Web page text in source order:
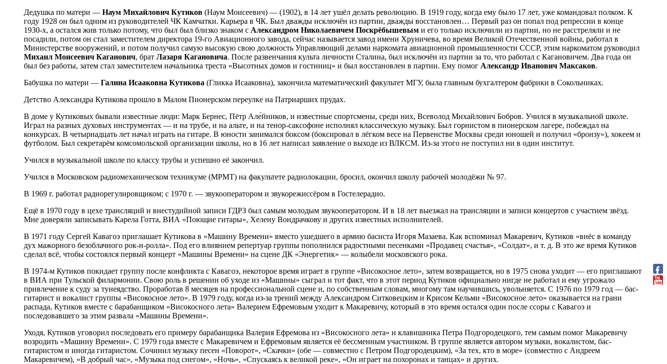
Дедушка по матери — Наум Михайлович Кутиков (Наум Моисеевич) — (1902), в 14 лет ушёл делать революцию. В 1919 году, когда ему было 17 лет, уже командовал полком. К
году 1928 он был одним из руководителей ЧК Камчатки. Карьера в ЧК. Был дважды исключён из партии, дважды восстановлен… Первый раз он попал под репрессии в конце
1930-х, а остался жив только потому, что был был близко знаком с Александром Николаевичем Поскрёбышевым и его только исключили из партии, но не расстреляли и не
посадили, потом он стал заместителем директора 19-го Авиационного завода, сейчас называется завод имени Хруничева, во время Великой Отечественной войны, работал в
Министерстве вооружений, и потом получил самую высокую свою должность Управляющий делами наркомата авиационной промышленности СССР, этим наркоматом руководил
Михаил Моисеевич Каганович, брат Лазаря Кагановича. После развенчания культа личности Сталина, был исключён из партии за то, что работал с Кагановичем. Два года он
был без работы, затем стал заместителем начальника треста «Высотных домов и гостиниц» и был восстановлен в партии. Ему помог Александр Иванович Максаков.
Бабушка по матери — Галина Исааковна Кутикова (Гликка Исааковна), закончила математический факультет МГУ, была главным бухгалтером фабрики в Сокольниках.
Детство Александра Кутикова прошло в Малом Пионерском переулке на Патриарших прудах.
В доме у Кутиковых бывали известные люди: Марк Бернес, Пётр Але́йников, и известные спортсмены, среди них, Всеволод Михайлович Бобров. Учился в музыкальной школе.
Играл на разных духовых инструментах — и на трубе, и на альте, и на тенор-саксофоне исполнял классическую музыку. Был горнистом в пионерском лагере, побеждал на
конкурсах. В четырнадцать лет начал играть на гитаре. В юности занимался боксом (боксировал в лёгком весе на Первенстве Москвы среди юношей и получил «бронзу»), хокеем и
футболом. Был секретарём комсомольской организации школы, но в 16 лет написал заявление о выходе из ВЛКСМ. Из-за этого не поступил ни в один институт.
Учился в музыкальной школе по классу трубы и успешно её закончил.
Учился в Московском радиомеханическом техникуме (МРМТ) на факультете радиолокации, бросил, окончил школу рабочей молодёжи № 97.
В 1969 г. работал радиорегулировщиком; с 1970 г. — звукооператором и звукорежиссёром в Гостелерадио.
Ещё в 1970 году в цехе трансляций и внестудийной записи ГДРЗ был самым молодым звукооператором. И в 18 лет выезжал на трансляции и записи концертов с участием звёзд.
Мне доверяли записывать Карела Готта, ВИА «Поющие гитары», Хелену Вондрачкову и других известных исполнителей.
В 1971 году Сергей Кавагоэ приглашает Кутикова в «Машину Времени» вместо ушедшего в армию басиста Игоря Мазаева. Как вспоминал Макаревич, Кутиков «внёс в команду
дух мажорного безоблачного рок-н-ролла». Под его влиянием репертуар группы пополнился радостными песенками «Продавец счастья», «Солдат», и т. д. В это же время Кутиков
сделал всё, чтобы состоялся первый концерт «Машины Времени» на сцене ДК «Энергетик» — колыбели московского рока.
В 1974-м Кутиков покидает группу после конфликта с Кавагоэ, некоторое время играет в группе «Високосное лето», затем возвращается, но в 1975 снова уходит — его приглашают
в ВИА при Тульской филармонии. Свою роль в решении об уходе из «Машины» сыграл и тот факт, что в этот период Кутиков официально нигде не работал и ему угрожало
привлечение к суду за тунеядство. Проработав 8 месяцев на профессиональной сцене и, по собственным словам, многому там научившись, увольняется. С 1976 по 1979 год — бас-
гитарист и вокалист группы «Високосное лето». В 1979 году, когда из-за трений между Александром Ситковецким и Крисом Кельми «Високосное лето» оказывается на грани
распада, Кутиков вместе с барабанщиком «Високосного лета» Валерием Ефремовым уходит к Макаревичу, который в это время остался один после ссоры с Кавагоэ и
последовавшего за этим развала «Машины Времени».
Уходя, Кутиков уговорил последовать его примеру барабанщика Валерия Ефремова из «Високосного лета» и клавишника Петра Подгородецкого, тем самым помог Макаревичу
возродить «Машину Времени». С 1979 года вместе с Макаревичем и Ефремовым является её бессменным участником. В группе является автором музыки, вокалистом, бас-
гитаристом и иногда гитаристом. Сочинил музыку песен «Поворот», «Скачки» (обе — совместно с Петром Подгородецким), «За тех, кто в море» (совместно с Андреем
Макаревичем), «В добрый час», «Музыка под снегом», «Ночь», «Спускаясь к великой реке», «Он играет на похоронах и танцах» и других.